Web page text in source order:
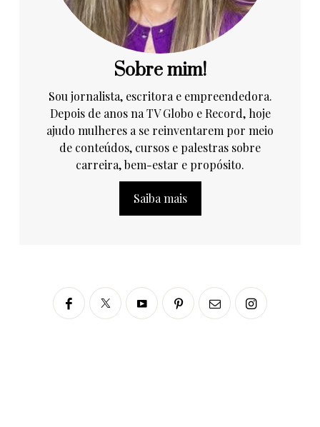
Sobre mim!
Sou jornalista, escritora e empreendedora.
Depois de anos na TV Globo e Record, hoje
ajudo mulheres a se reinventarem por meio
de conteúdos, cursos e palestras sobre
carreira, bem-estar e propósito.
Saiba mais